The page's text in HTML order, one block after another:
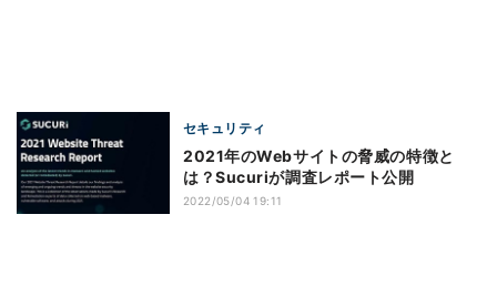
セキュリティ
2021年のWebサイトの脅威の特徴と
は？Sucuriが調査レポート公開
2022/05/04 19:11